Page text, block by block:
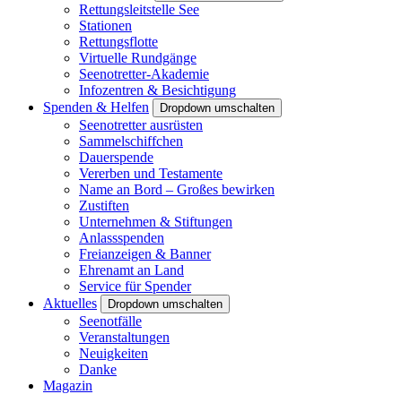
Rettungsleitstelle See
Stationen
Rettungsflotte
Virtuelle Rundgänge
Seenotretter-Akademie
Infozentren & Besichtigung
Spenden & Helfen
Dropdown umschalten
Seenotretter ausrüsten
Sammelschiffchen
Dauerspende
Vererben und Testamente
Name an Bord – Großes bewirken
Zustiften
Unternehmen & Stiftungen
Anlassspenden
Freianzeigen & Banner
Ehrenamt an Land
Service für Spender
Aktuelles
Dropdown umschalten
Seenotfälle
Veranstaltungen
Neuigkeiten
Danke
Magazin